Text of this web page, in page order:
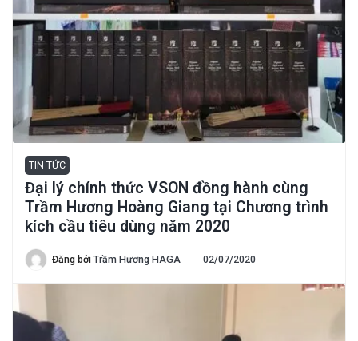
TIN TỨC
Đại lý chính thức VSON đồng hành cùng
Trầm Hương Hoàng Giang tại Chương trình
kích cầu tiêu dùng năm 2020
Đăng bởi Trầm Hương HAGA 02/07/2020